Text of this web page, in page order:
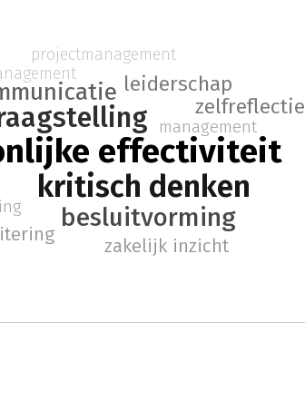
effectiviteit
kritisch denken
besluitvorming
leiderschap
zelfreflectie
zakelijk inzicht
management
projectmanagement